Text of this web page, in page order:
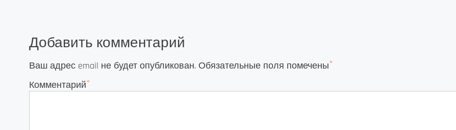
Добавить комментарий
Ваш адрес email не будет опубликован. Обязательные поля помечены*
Комментарий*